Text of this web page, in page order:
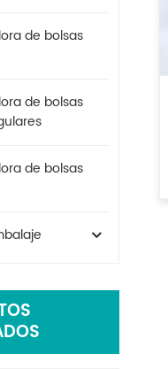
de bolsas
de bolsas
de bolsas